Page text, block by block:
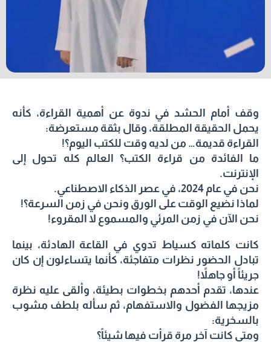
وقف أمام الحشد في ندوة عن أهمية القراءة، كأنه
يحمل الحقيقة المطلقة، وقال بثقة مستعرضة:
القراءة قديمة… من لديه وقت للكتب اليوم؟!
ما الفائدة من قراءة الكتب؟ العالم كله تحول إلى
الإنترنت.
نحن في عام 2024، في عصر الذكاء الاصطناعي.
لماذا نضيع الوقت على الورق ونحن في زمن السرعة؟!
نحن الآن في زمن المرئي والمسموع لا المقروء!
كانت كلماته كسياط تدوي في القاعة الهادئة، بينما
تبادل الحضور نظرات متفاجئة، كأنما يتساءلون إن كان
جريئاً أو جاهلاً!
عندها، تقدم أحدهم بخطوات بطيئة، وألقى عليه نظرة
مزيجها الفضول والاستفهام، ثم سأله بلطف مشوب
بالسخرية:
ومتى كانت آخر مرة قرأت فيها شيئاً؟